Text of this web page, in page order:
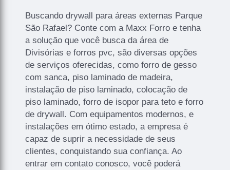
Buscando drywall para áreas externas Parque
São Rafael? Conte com a Maxx Forro e tenha
a solução que você busca da área de
Divisórias e forros pvc, são diversas opções
de serviços oferecidas, como forro de gesso
com sanca, piso laminado de madeira,
instalação de piso laminado, colocação de
piso laminado, forro de isopor para teto e forro
de drywall. Com equipamentos modernos, e
instalações em ótimo estado, a empresa é
capaz de suprir a necessidade de seus
clientes, conquistando sua confiança. Ao
entrar em contato conosco, você poderá